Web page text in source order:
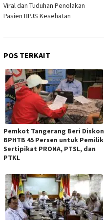
Viral dan Tuduhan Penolakan
Pasien BPJS Kesehatan
POS TERKAIT
Pemkot Tangerang Beri Diskon
BPHTB 45 Persen untuk Pemilik
Sertipikat PRONA, PTSL, dan
PTKL